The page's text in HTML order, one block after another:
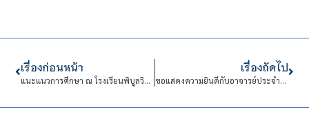
เรื่องก่อนหน้า
แนะแนวการศึกษา ณ โรงเรียนพิบูลวิทยาลัย
เรื่องถัดไป
ขอแสดงความยินดีกับอาจารย์ประจำคณะเทคโนโลยีอุตสาหกรรม